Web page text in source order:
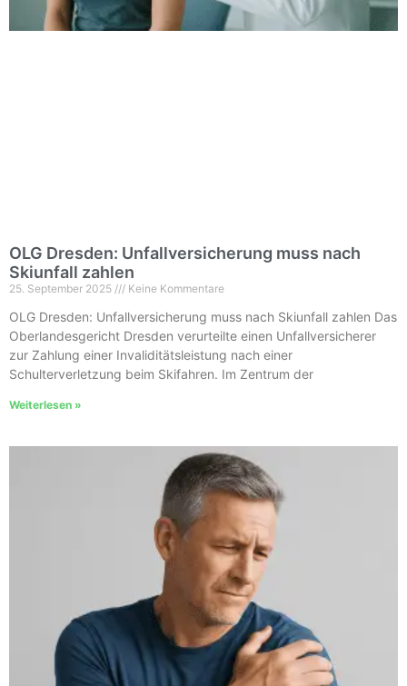
OLG Dresden: Unfallversicherung muss nach
Skiunfall zahlen
25. September 2025 Keine Kommentare
OLG Dresden: Unfallversicherung muss nach Skiunfall zahlen Das
Oberlandesgericht Dresden verurteilte einen Unfallversicherer
zur Zahlung einer Invaliditätsleistung nach einer
Schulterverletzung beim Skifahren. Im Zentrum der
Weiterlesen »